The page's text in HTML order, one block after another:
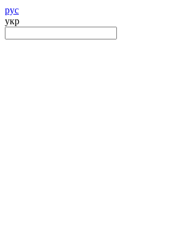
рус
укр